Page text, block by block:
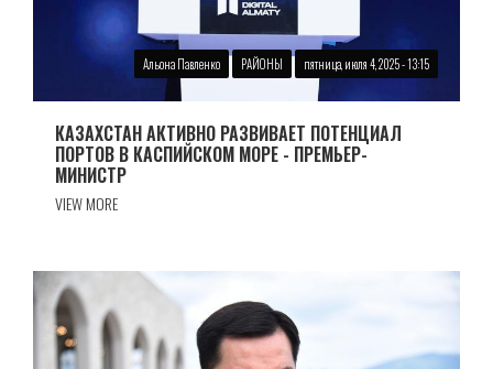
Альона Павленко РАЙОНЫ пятница, июля 4, 2025 - 13:15
КАЗАХСТАН АКТИВНО РАЗВИВАЕТ ПОТЕНЦИАЛ
ПОРТОВ В КАСПИЙСКОМ МОРЕ - ПРЕМЬЕР-
МИНИСТР
VIEW MORE